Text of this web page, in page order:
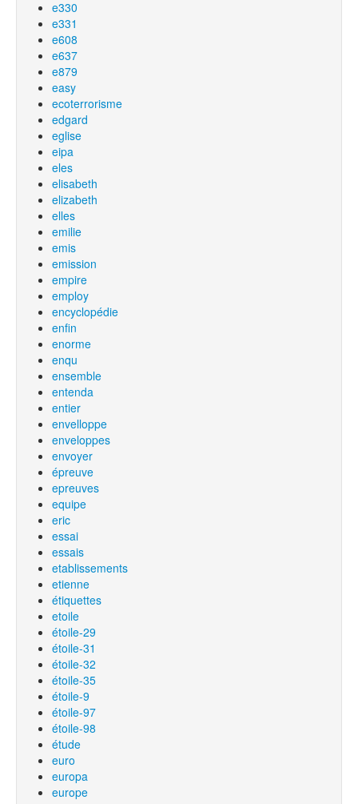
e330
e331
e608
e637
e879
easy
ecoterrorisme
edgard
eglise
eipa
eles
elisabeth
elizabeth
elles
emilie
emis
emission
empire
employ
encyclopédie
enfin
enorme
enqu
ensemble
entenda
entier
envelloppe
enveloppes
envoyer
épreuve
epreuves
equipe
eric
essai
essais
etablissements
etienne
étiquettes
etoile
étoile-29
étoile-31
étoile-32
étoile-35
étoile-9
étoile-97
étoile-98
étude
euro
europa
europe